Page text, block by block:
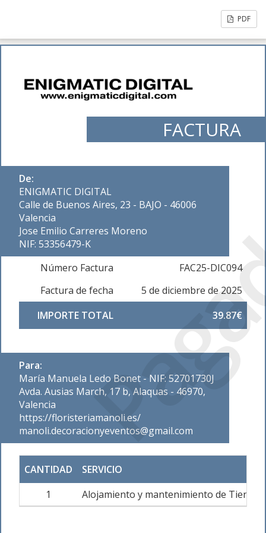
PDF
FACTURA
De:
ENIGMATIC DIGITAL
Calle de Buenos Aires, 23 - BAJO - 46006
Valencia
Jose Emilio Carreres Moreno
NIF: 53356479-K
Número Factura
FAC25-DIC094
Factura de fecha
5 de diciembre de 2025
IMPORTE TOTAL
39.87€
Para:
María Manuela Ledo Bonet - NIF: 52701730J
Avda. Ausias March, 17 b, Alaquas - 46970,
Valencia
https://floristeriamanoli.es/
manoli.decoracionyeventos@gmail.com
CANTIDAD
SERVICIO
1
Alojamiento y mantenimiento de Tienda